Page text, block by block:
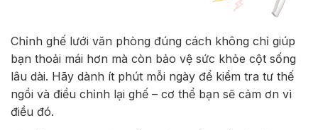
Chỉnh ghế lưới văn phòng đúng cách không chỉ giúp
bạn thoải mái hơn mà còn bảo vệ sức khỏe cột sống
lâu dài. Hãy dành ít phút mỗi ngày để kiểm tra tư thế
ngồi và điều chỉnh lại ghế – cơ thể bạn sẽ cảm ơn vì
điều đó.